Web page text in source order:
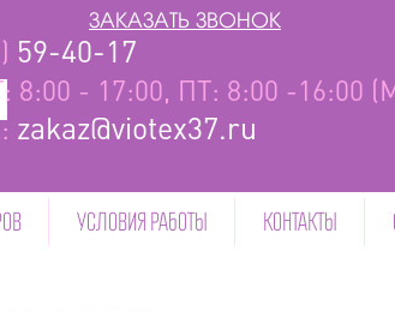
59-40-17
8:00 - 17:00, ПТ: 8:00 -16:00
zakaz@viotex37.ru
ЗАКАЗАТЬ ЗВОНОК
УСЛОВИЯ РАБОТЫ КОНТАКТЫ